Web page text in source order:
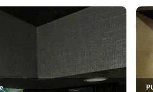
PUB JENNY